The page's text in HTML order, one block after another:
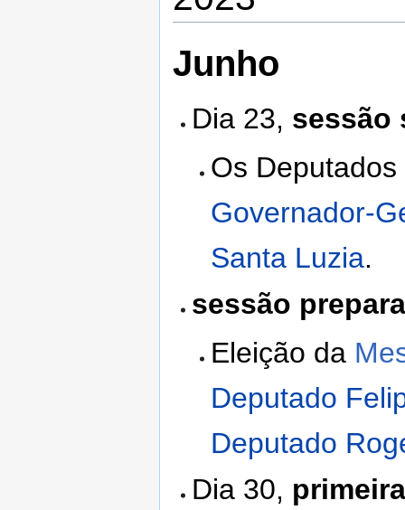
Junho
Dia 23, sessão
Os
Governador-
Santa Luzia.
sessão
Eleição da
Deputado
Deputado
Dia 30,